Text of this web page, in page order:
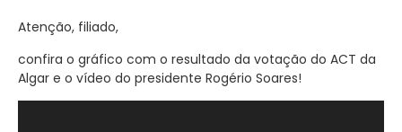
Atenção, filiado,
confira o gráfico com o resultado da votação do ACT da
Algar e o vídeo do presidente Rogério Soares!